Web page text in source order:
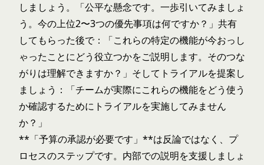
しましょう。「公平な懸念です。一歩引いてみましょ
う。今の上位2〜3つの優先事項は何ですか？」共有
してもらった後で：「これらの特定の機能が今おっし
ゃったことにどう役立つかをご説明します。そのつな
がりは理解できますか？」そしてトライアルを提案し
ましょう：「チームが実際にこれらの機能をどう使う
か確認するためにトライアルを実施してみません
か？」
**「予算の承認が必要です」**は反論ではなく、プ
ロセスのステップです。内部での説明を支援しましょ